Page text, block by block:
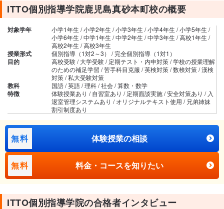
ITTO個別指導学院鹿児島真砂本町校の概要
対象学年
小学1年生 / 小学2年生 / 小学3年生 / 小学4年生 / 小学5年生 /
小学6年生 / 中学1年生 / 中学2年生 / 中学3年生 / 高校1年生 /
高校2年生 / 高校3年生
授業形式 個別指導（1対2～3） / 完全個別指導（1対1）
目的
高校受験 / 大学受験 / 定期テスト・内申対策 / 学校の授業理解
のための補足学習 / 苦手科目克服 / 英検対策 / 数検対策 / 漢検
対策 / 私大受験対策
教科 国語 / 英語 / 理科 / 社会 / 算数・数学
特徴
体験授業あり / 自習室あり / 定期面談実施 / 安全対策あり / 入
退室管理システムあり / オリジナルテキスト使用 / 兄弟姉妹
割引制度あり
無料 体験授業の相談
無料 料金・コースを知りたい
ITTO個別指導学院の合格者インタビュー